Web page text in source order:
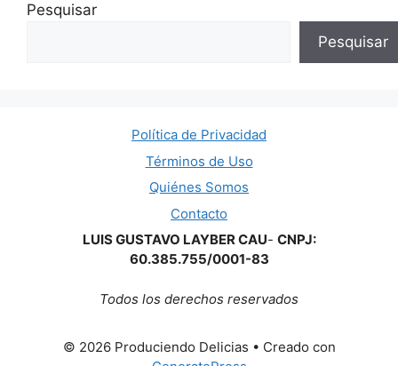
Pesquisar
Pesquisar
Política de Privacidad
Términos de Uso
Quiénes Somos
Contacto
LUIS GUSTAVO LAYBER CAU- CNPJ:
60.385.755/0001-83
Todos los derechos reservados
© 2026 Produciendo Delicias • Creado con